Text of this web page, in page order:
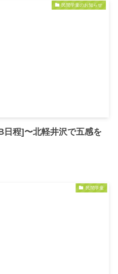
民間学童のお知らせ
程]〜北軽井沢で五感を
民間学童